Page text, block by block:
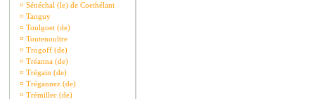
¤ Sénéchal (le) de Coethélant
¤ Tanguy
¤ Toulgoet (de)
¤ Toutenoultre
¤ Trogoff (de)
¤ Tréanna (de)
¤ Trégain (de)
¤ Trégannez (de)
¤ Trémillec (de)